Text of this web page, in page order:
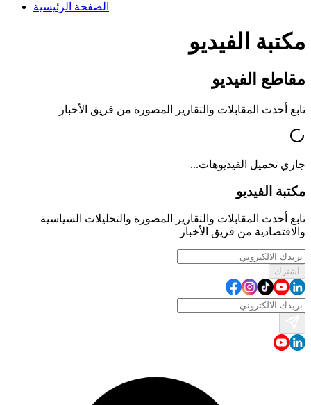
الصفحة الرئيسية
مكتبة الفيديو
مقاطع الفيديو
تابع أحدث المقابلات والتقارير المصورة من فريق الأخبار
جاري تحميل الفيديوهات...
مكتبة الفيديو
تابع أحدث المقابلات والتقارير المصورة والتحليلات السياسية
والاقتصادية من فريق الأخبار
اشترك